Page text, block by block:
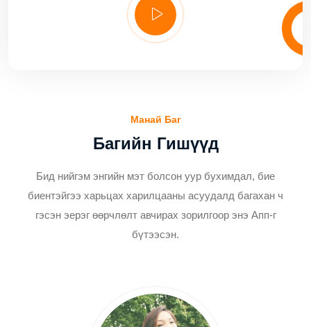
Манай Баг
Багийн Гишүүд
Бид нийгэм энгийн мэт болсон уур бухимдал, бие
биентэйгээ харьцах харилцааны асуудалд багахан ч
гэсэн эерэг өөрчлөлт авчирах зорилгоор энэ Апп-г
бүтээсэн.